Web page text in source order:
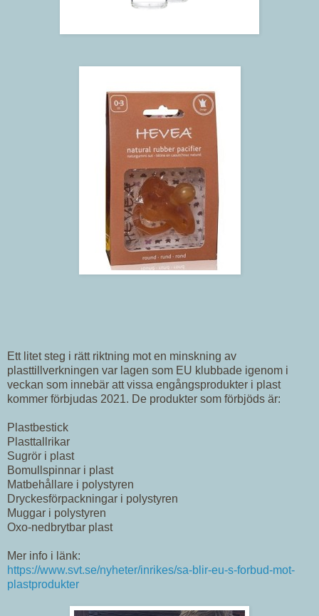
Ett litet steg i rätt riktning mot en minskning av
plasttillverkningen var lagen som EU klubbade igenom i
veckan som innebär att vissa engångsprodukter i plast
kommer förbjudas 2021. De produkter som förbjöds är:
Plastbestick
Plasttallrikar
Sugrör i plast
Bomullspinnar i plast
Matbehållare i polystyren
Dryckesförpackningar i polystyren
Muggar i polystyren
Oxo-nedbrytbar plast
Mer info i länk:
https://www.svt.se/nyheter/inrikes/sa-blir-eu-s-forbud-mot-
plastprodukter